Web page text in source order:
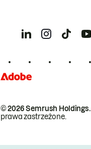
© 2026 Semrush Holdings.
prawa zastrzeżone.